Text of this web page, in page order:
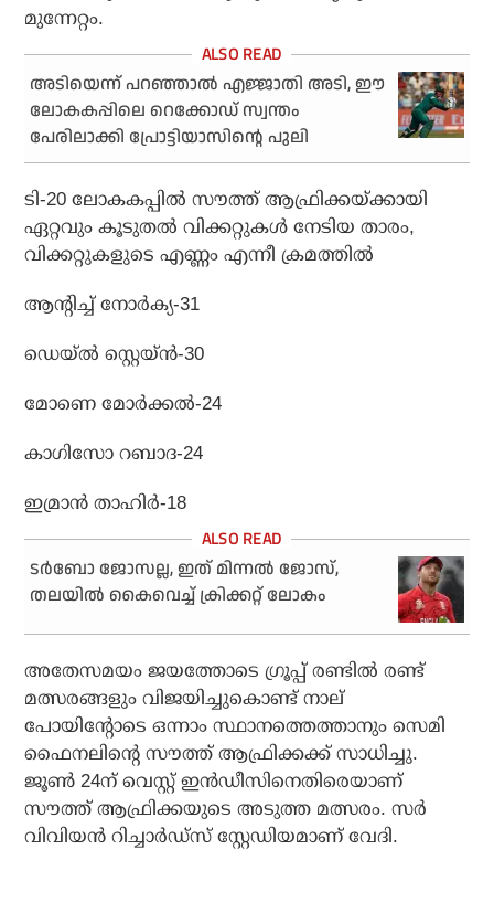
മുന്നേറ്റം.
അടിയെന്ന് പറഞ്ഞാല്‍ എജ്ജാതി അടി, ഈ
ലോകകപ്പിലെ റെക്കോഡ് സ്വന്തം
പേരിലാക്കി പ്രോട്ടിയാസിന്റെ പുലി
ടി-20 ലോകകപ്പില്‍ സൗത്ത് ആഫ്രിക്കയ്ക്കായി
ഏറ്റവും കൂടുതല്‍ വിക്കറ്റുകള്‍ നേടിയ താരം,
വിക്കറ്റുകളുടെ എണ്ണം എന്നീ ക്രമത്തില്‍
ആന്റിച്ച് നോര്‍ക്യ-31
ഡെയ്ല്‍ സ്റ്റെയ്ന്‍-30
മോണെ മോര്‍ക്കല്‍-24
കാഗിസോ റബാദ-24
ഇമ്രാന്‍ താഹിര്‍-18
ടര്‍ബോ ജോസല്ല, ഇത് മിന്നല്‍ ജോസ്,
തലയില്‍ കൈവെച്ച് ക്രിക്കറ്റ് ലോകം
അതേസമയം ജയത്തോടെ ഗ്രൂപ്പ് രണ്ടില്‍ രണ്ട്
മത്സരങ്ങളും വിജയിച്ചുകൊണ്ട് നാല്
പോയിന്റോടെ ഒന്നാം സ്ഥാനത്തെത്താനും സെമി
ഫൈനലിന്റെ സൗത്ത് ആഫ്രിക്കക്ക് സാധിച്ചു.
ജൂണ്‍ 24ന് വെസ്റ്റ് ഇന്‍ഡീസിനെതിരെയാണ്
സൗത്ത് ആഫ്രിക്കയുടെ അടുത്ത മത്സരം. സര്‍
വിവിയന്‍ റിച്ചാര്‍ഡ്സ് സ്റ്റേഡിയമാണ് വേദി.